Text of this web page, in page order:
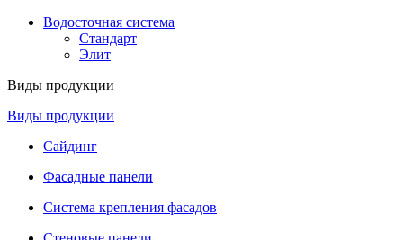
Водосточная система
Стандарт
Элит
Виды продукции
Виды продукции
Сайдинг
Фасадные панели
Система крепления фасадов